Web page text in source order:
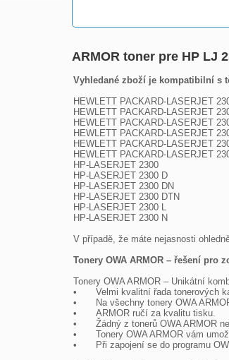
ARMOR toner pre HP LJ
Vyhledané zboží je kompatibilní s
HEWLETT PACKARD-LASERJET
HEWLETT PACKARD-LASERJET
HEWLETT PACKARD-LASERJET
HEWLETT PACKARD-LASERJET
HEWLETT PACKARD-LASERJET
HEWLETT PACKARD-LASERJET
HP-LASERJET 2300
HP-LASERJET 2300 D
HP-LASERJET 2300 DN
HP-LASERJET 2300 DTN
HP-LASERJET 2300 L
HP-LASERJET 2300 N
V případě, že máte nejasnosti
Tonery OWA ARMOR – řešení pro
Tonery OWA ARMOR – Unikátní
•	Velmi kvalitní řada tonerových kazet OWA ARMOR do téměř všech tiskáren na trhu.
•	Na všechny tonery OWA ARMOR je poskytován bezkonkurenční servis v podobě doživotní záruky na kazety, převzetí záruky za nové tiskárny a zpětný odběr kazet.
•	ARMOR ručí za kvalitu tisku.
•	Žádný z tonerů OWA ARMOR neporušuje patentové právo.
•	Tonery OWA ARMOR vám umožňují splnit požadavky společenské odpovědnosti firem (CSR) v oblasti ochrany životního prostředí.
•	Při zapojení se do programu OWA získáváte automaticky tzv. Materiálový report, který můžete zahrnout do vašeho CSR reportu.